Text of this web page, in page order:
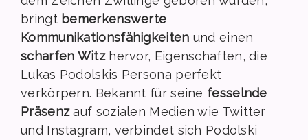
bringt bemerkenswerte
Kommunikationsfähigkeiten und einen
scharfen Witzhervor, Eigenschaften, die
Lukas Podolskis Persona perfekt
verkörpern. Bekannt für seine fesselnde
Präsenzauf sozialen Medien wie Twitter
und Instagram, verbindet sich Podolski